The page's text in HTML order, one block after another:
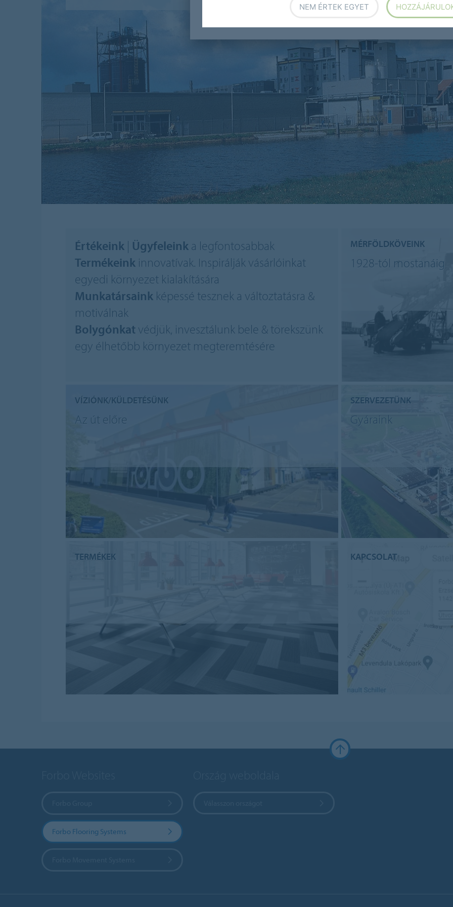
Értékeink | Ügyfeleink a legfontosabbak
Termékeink innovatívak. Inspirálják vásárlóinkat
egyedi környezet kialakítására
Munkatársaink képessé tesznek a változtatásra &
motiválnak
Bolygónkat védjük, invesztálunk bele & törekszünk
egy élhetőbb környezet megteremtésére
MÉRFÖLDKÖVEINK
1928-tól mostanáig
VÍZIÓNK/KÜLDETÉSÜNK
Az út előre
SZERVEZETÜNK
Gyáraink
TERMÉKEK KAPCSOLAT
Forbo Flooring Systems
NEM ÉRTEK EGYET